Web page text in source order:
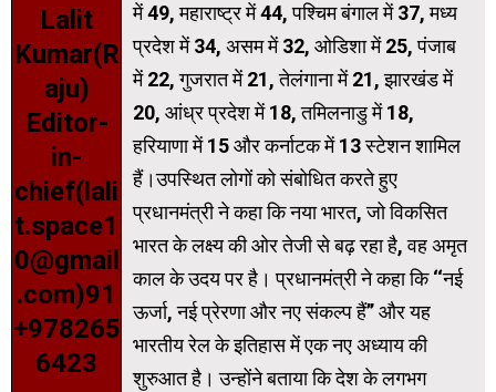
Lalit
Kumar(R
aju)
Editor-
in-
chief(lali
t.space1
0@gmail
.com)91
+978265
6423
में 49, महाराष्ट्र में 44, पश्चिम बंगाल में 37, मध्य
प्रदेश में 34, असम में 32, ओडिशा में 25, पंजाब
में 22, गुजरात में 21, तेलंगाना में 21, झारखंड में
20, आंध्र प्रदेश में 18, तमिलनाडु में 18,
हरियाणा में 15 और कर्नाटक में 13 स्टेशन शामिल
हैं।उपस्थित लोगों को संबोधित करते हुए
प्रधानमंत्री ने कहा कि नया भारत, जो विकसित
भारत के लक्ष्य की ओर तेजी से बढ़ रहा है, वह अमृत
काल के उदय पर है। प्रधानमंत्री ने कहा कि ‘‘नई
ऊर्जा, नई प्रेरणा और नए संकल्प हैं’’ और यह
भारतीय रेल के इतिहास में एक नए अध्याय की
शुरुआत है। उन्होंने बताया कि देश के लगभग